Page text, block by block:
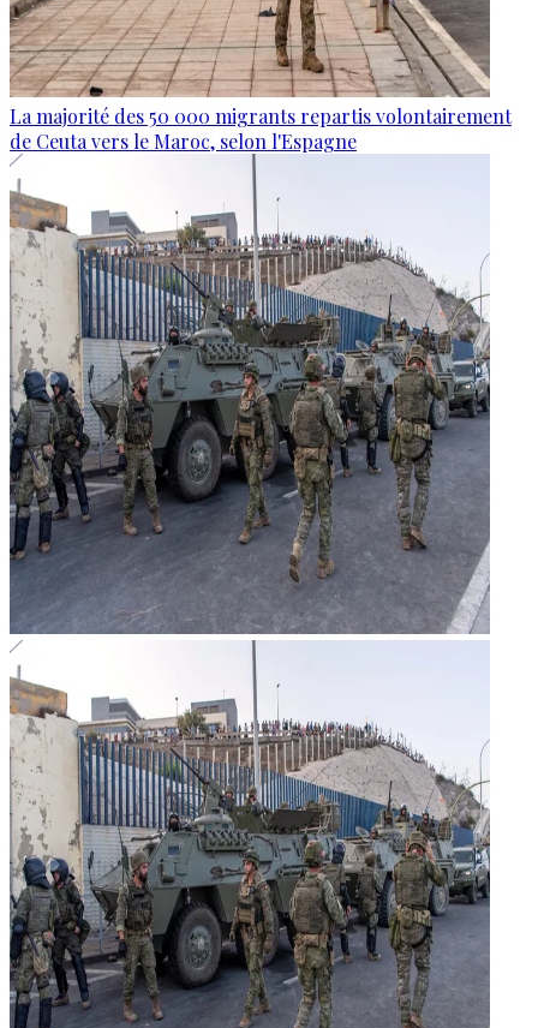
La majorité des 50 000 migrants repartis volontairement
de Ceuta vers le Maroc, selon l'Espagne